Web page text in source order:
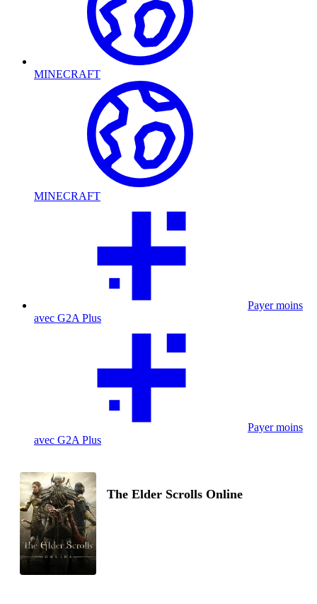
MINECRAFT
MINECRAFT
Payer moins
avec G2A Plus
Payer moins
avec G2A Plus
The Elder Scrolls Online